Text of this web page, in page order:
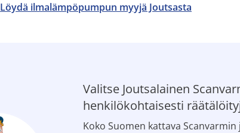
Löydä ilmalämpöpumpun myyjä Joutsasta
Valitse Joutsalainen
henkilökohtaisesti
Koko Suomen kattava